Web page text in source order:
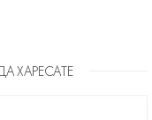
ХАРЕСАТЕ